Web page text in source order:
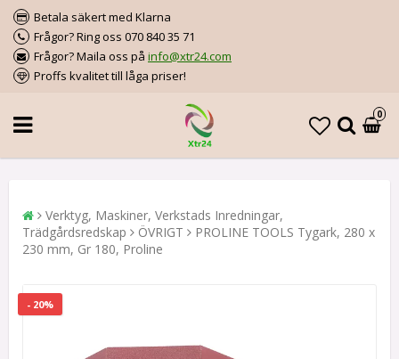
Betala säkert med Klarna
Frågor? Ring oss 070 840 35 71
Frågor? Maila oss på info@xtr24.com
Proffs kvalitet till låga priser!
0
Verktyg, Maskiner, Verkstads Inredningar,
Trädgårdsredskap
ÖVRIGT
PROLINE TOOLS Tygark, 280 x
230 mm, Gr 180, Proline
- 20%